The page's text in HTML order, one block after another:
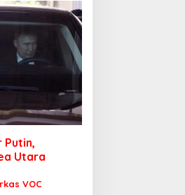
Putin,
Utara
VOC